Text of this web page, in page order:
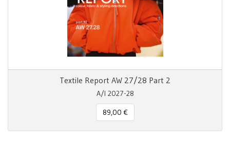
Textile Report AW 27/28 Part 2
A/I 2027-28
89,00 €